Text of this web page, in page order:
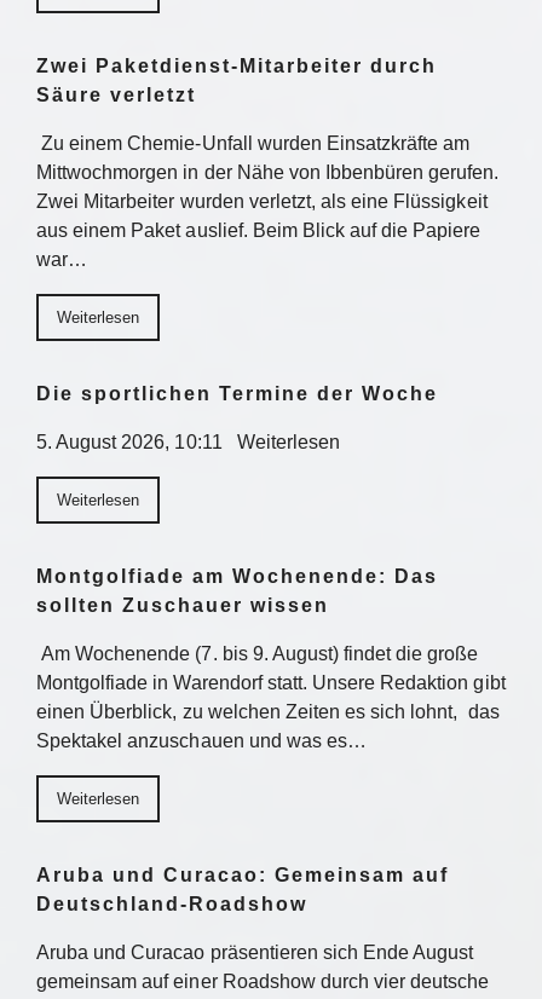
Zwei Paketdienst-Mitarbeiter durch
Säure verletzt
Zu einem Chemie-Unfall wurden Einsatzkräfte am
Mittwochmorgen in der Nähe von Ibbenbüren gerufen.
Zwei Mitarbeiter wurden verletzt, als eine Flüssigkeit
aus einem Paket auslief. Beim Blick auf die Papiere
war…
Weiterlesen
Die sportlichen Termine der Woche
5. August 2026, 10:11 Weiterlesen
Weiterlesen
Montgolfiade am Wochenende: Das
sollten Zuschauer wissen
Am Wochenende (7. bis 9. August) findet die große
Montgolfiade in Warendorf statt. Unsere Redaktion gibt
einen Überblick, zu welchen Zeiten es sich lohnt, das
Spektakel anzuschauen und was es…
Weiterlesen
Aruba und Curacao: Gemeinsam auf
Deutschland-Roadshow
Aruba und Curacao präsentieren sich Ende August
gemeinsam auf einer Roadshow durch vier deutsche